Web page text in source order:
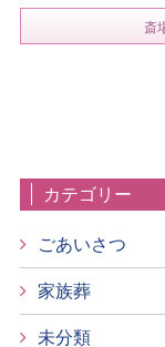
斎
カテゴリー
ごあいさつ
家族葬
未分類